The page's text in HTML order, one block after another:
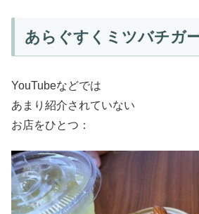
あらぐすくミツバチガ
YouTubeなどでは
あまり紹介されていない
お店をひとつ：